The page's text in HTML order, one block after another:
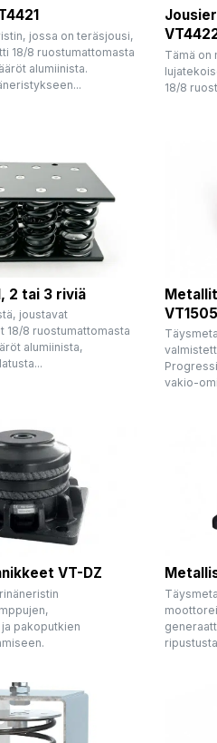
jossa on teräsjousi,
18/8 ruostumattomasta
alumiinista.
Tämä on
18/8
2 tai 3 riviä
joustavat
18/8 ruostumattomasta
alumiinista,
vakio-
VT-DZ
pakoputkien